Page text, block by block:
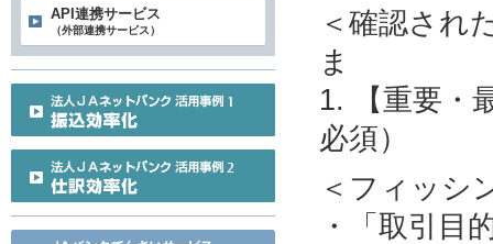
＜確認され
ま
1. 【重要・
必須）
＜フィッシ
・「取引目
API連携サービス
（外部連携サービス）